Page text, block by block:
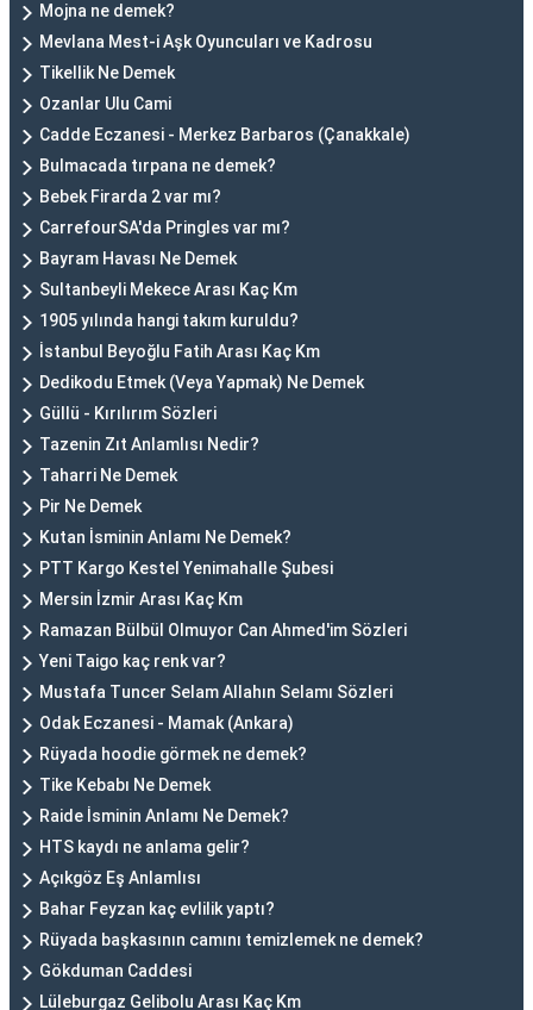
Mojna ne demek?
Mevlana Mest-i Aşk Oyuncuları ve Kadrosu
Tikellik Ne Demek
Ozanlar Ulu Cami
Cadde Eczanesi - Merkez Barbaros (Çanakkale)
Bulmacada tırpana ne demek?
Bebek Firarda 2 var mı?
CarrefourSA'da Pringles var mı?
Bayram Havası Ne Demek
Sultanbeyli Mekece Arası Kaç Km
1905 yılında hangi takım kuruldu?
İstanbul Beyoğlu Fatih Arası Kaç Km
Dedikodu Etmek (Veya Yapmak) Ne Demek
Güllü - Kırılırım Sözleri
Tazenin Zıt Anlamlısı Nedir?
Taharri Ne Demek
Pir Ne Demek
Kutan İsminin Anlamı Ne Demek?
PTT Kargo Kestel Yenimahalle Şubesi
Mersin İzmir Arası Kaç Km
Ramazan Bülbül Olmuyor Can Ahmed'im Sözleri
Yeni Taigo kaç renk var?
Mustafa Tuncer Selam Allahın Selamı Sözleri
Odak Eczanesi - Mamak (Ankara)
Rüyada hoodie görmek ne demek?
Tike Kebabı Ne Demek
Raide İsminin Anlamı Ne Demek?
HTS kaydı ne anlama gelir?
Açıkgöz Eş Anlamlısı
Bahar Feyzan kaç evlilik yaptı?
Rüyada başkasının camını temizlemek ne demek?
Gökduman Caddesi
Lüleburgaz Gelibolu Arası Kaç Km